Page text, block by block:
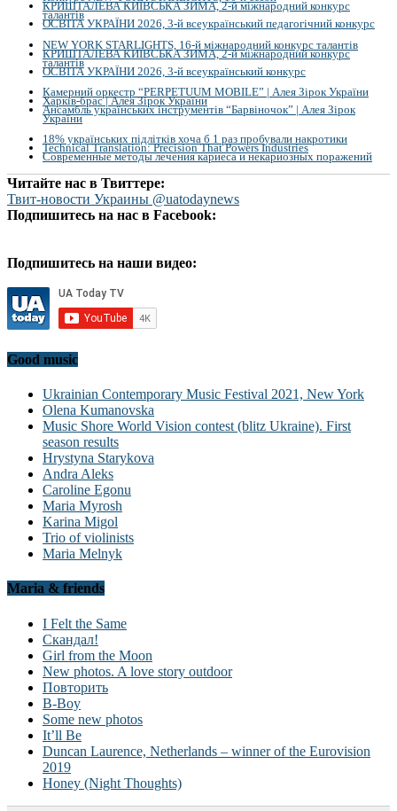
КРИШТАЛЕВА КИЇВСЬКА ЗИМА, 2-й міжнародний конкурс
талантів
ОСВІТА УКРАЇНИ 2026, 3-й всеукраїнський педагогічний конкурс
NEW YORK STARLIGHTS, 16-й міжнародний конкурс талантів
КРИШТАЛЕВА КИЇВСЬКА ЗИМА, 2-й міжнародний конкурс
талантів
ОСВІТА УКРАЇНИ 2026, 3-й всеукраїнський конкурс
Камерний оркестр “PERPETUUM MOBILE” | Алея Зірок України
Харків-брас | Алея Зірок України
Ансамбль українських інструментів “Барвіночок” | Алея Зірок
України
18% українських підлітків хоча б 1 раз пробували накротики
Technical Translation: Precision That Powers Industries
Современные методы лечения кариеса и некариозных поражений
Читайте нас в Твиттере:
Твит-новости Украины @uatodaynews
Подпишитесь на нас в Facebook:
Подпишитесь на наши видео:
Good music
Ukrainian Contemporary Music Festival 2021, New York
Olena Kumanovska
Music Shore World Vision contest (blitz Ukraine). First
season results
Hrystyna Starykova
Andra Aleks
Caroline Egonu
Maria Myrosh
Karina Migol
Trio of violinists
Maria Melnyk
Maria & friends
I Felt the Same
Скандал!
Girl from the Moon
New photos. A love story outdoor
Повторить
B-Boy
Some new photos
It’ll Be
Duncan Laurence, Netherlands – winner of the Eurovision
2019
Honey (Night Thoughts)